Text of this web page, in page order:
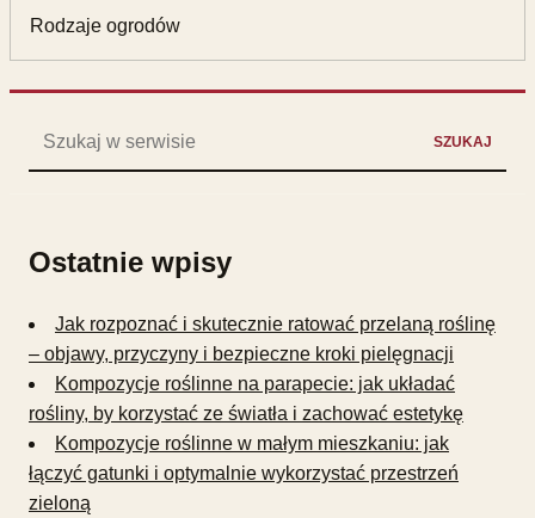
Rodzaje ogrodów
SZUKAJ
Ostatnie wpisy
Jak rozpoznać i skutecznie ratować przelaną roślinę
– objawy, przyczyny i bezpieczne kroki pielęgnacji
Kompozycje roślinne na parapecie: jak układać
rośliny, by korzystać ze światła i zachować estetykę
Kompozycje roślinne w małym mieszkaniu: jak
łączyć gatunki i optymalnie wykorzystać przestrzeń
zieloną